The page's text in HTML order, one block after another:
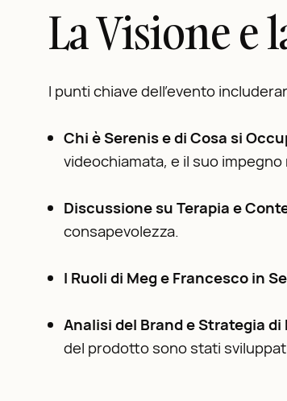
La Visione e
I punti chiave dell’evento
Chi è Serenis e di Cosa si
videochiamata, e il suo
Discussione su Terapia e
consapevolezza.
I Ruoli di Meg e Francesco in
Analisi del Brand e Strategia
del prodotto sono stati